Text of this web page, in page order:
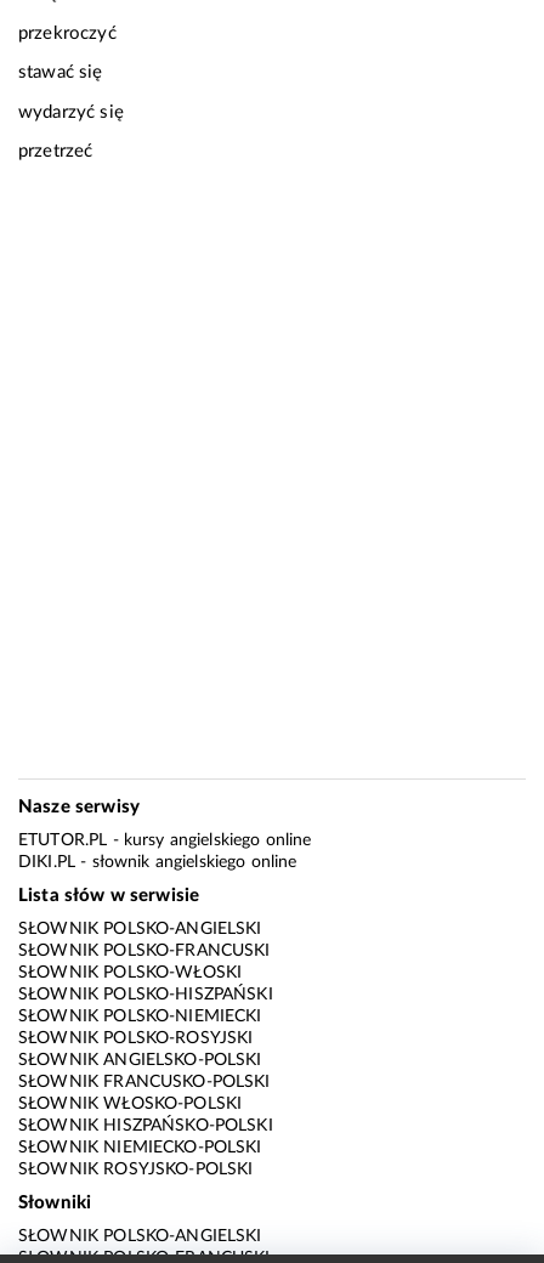
przekroczyć
stawać się
wydarzyć się
przetrzeć
Nasze serwisy
ETUTOR.PL - kursy angielskiego online
DIKI.PL - słownik angielskiego online
Lista słów w serwisie
SŁOWNIK POLSKO-ANGIELSKI
SŁOWNIK POLSKO-FRANCUSKI
SŁOWNIK POLSKO-WŁOSKI
SŁOWNIK POLSKO-HISZPAŃSKI
SŁOWNIK POLSKO-NIEMIECKI
SŁOWNIK POLSKO-ROSYJSKI
SŁOWNIK ANGIELSKO-POLSKI
SŁOWNIK FRANCUSKO-POLSKI
SŁOWNIK WŁOSKO-POLSKI
SŁOWNIK HISZPAŃSKO-POLSKI
SŁOWNIK NIEMIECKO-POLSKI
SŁOWNIK ROSYJSKO-POLSKI
Słowniki
SŁOWNIK POLSKO-ANGIELSKI
SŁOWNIK POLSKO-FRANCUSKI